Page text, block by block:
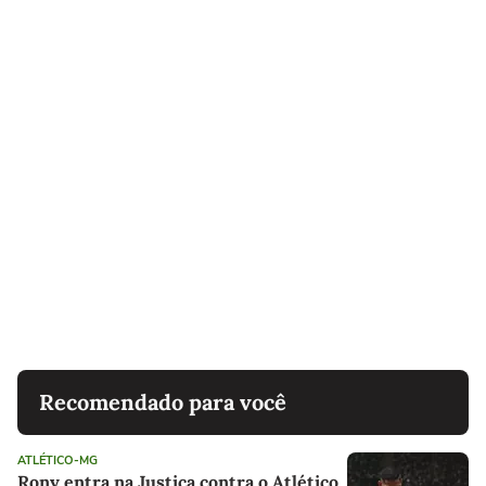
Recomendado para você
ATLÉTICO-MG
Rony entra na Justiça contra o Atlético